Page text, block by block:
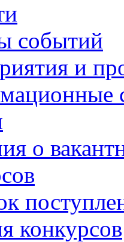
событий
и
о
конкурсов